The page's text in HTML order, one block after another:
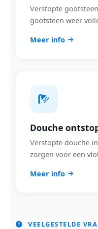
Verstopte
gootsteen weer
Meer info
Douche
Verstopte douche
zorgen voor een
Meer info
VEELGESTELDE